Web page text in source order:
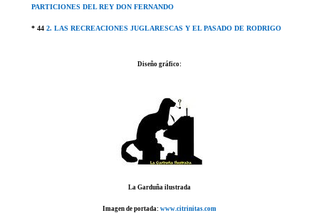
PARTICIONES DEL REY DON FERNANDO
* 44 2. LAS RECREACIONES JUGLARESCAS Y EL PASADO DE RODRIGO
Diseño gráfico:
La Garduña ilustrada
Imagen de portada: www.citrinitas.com